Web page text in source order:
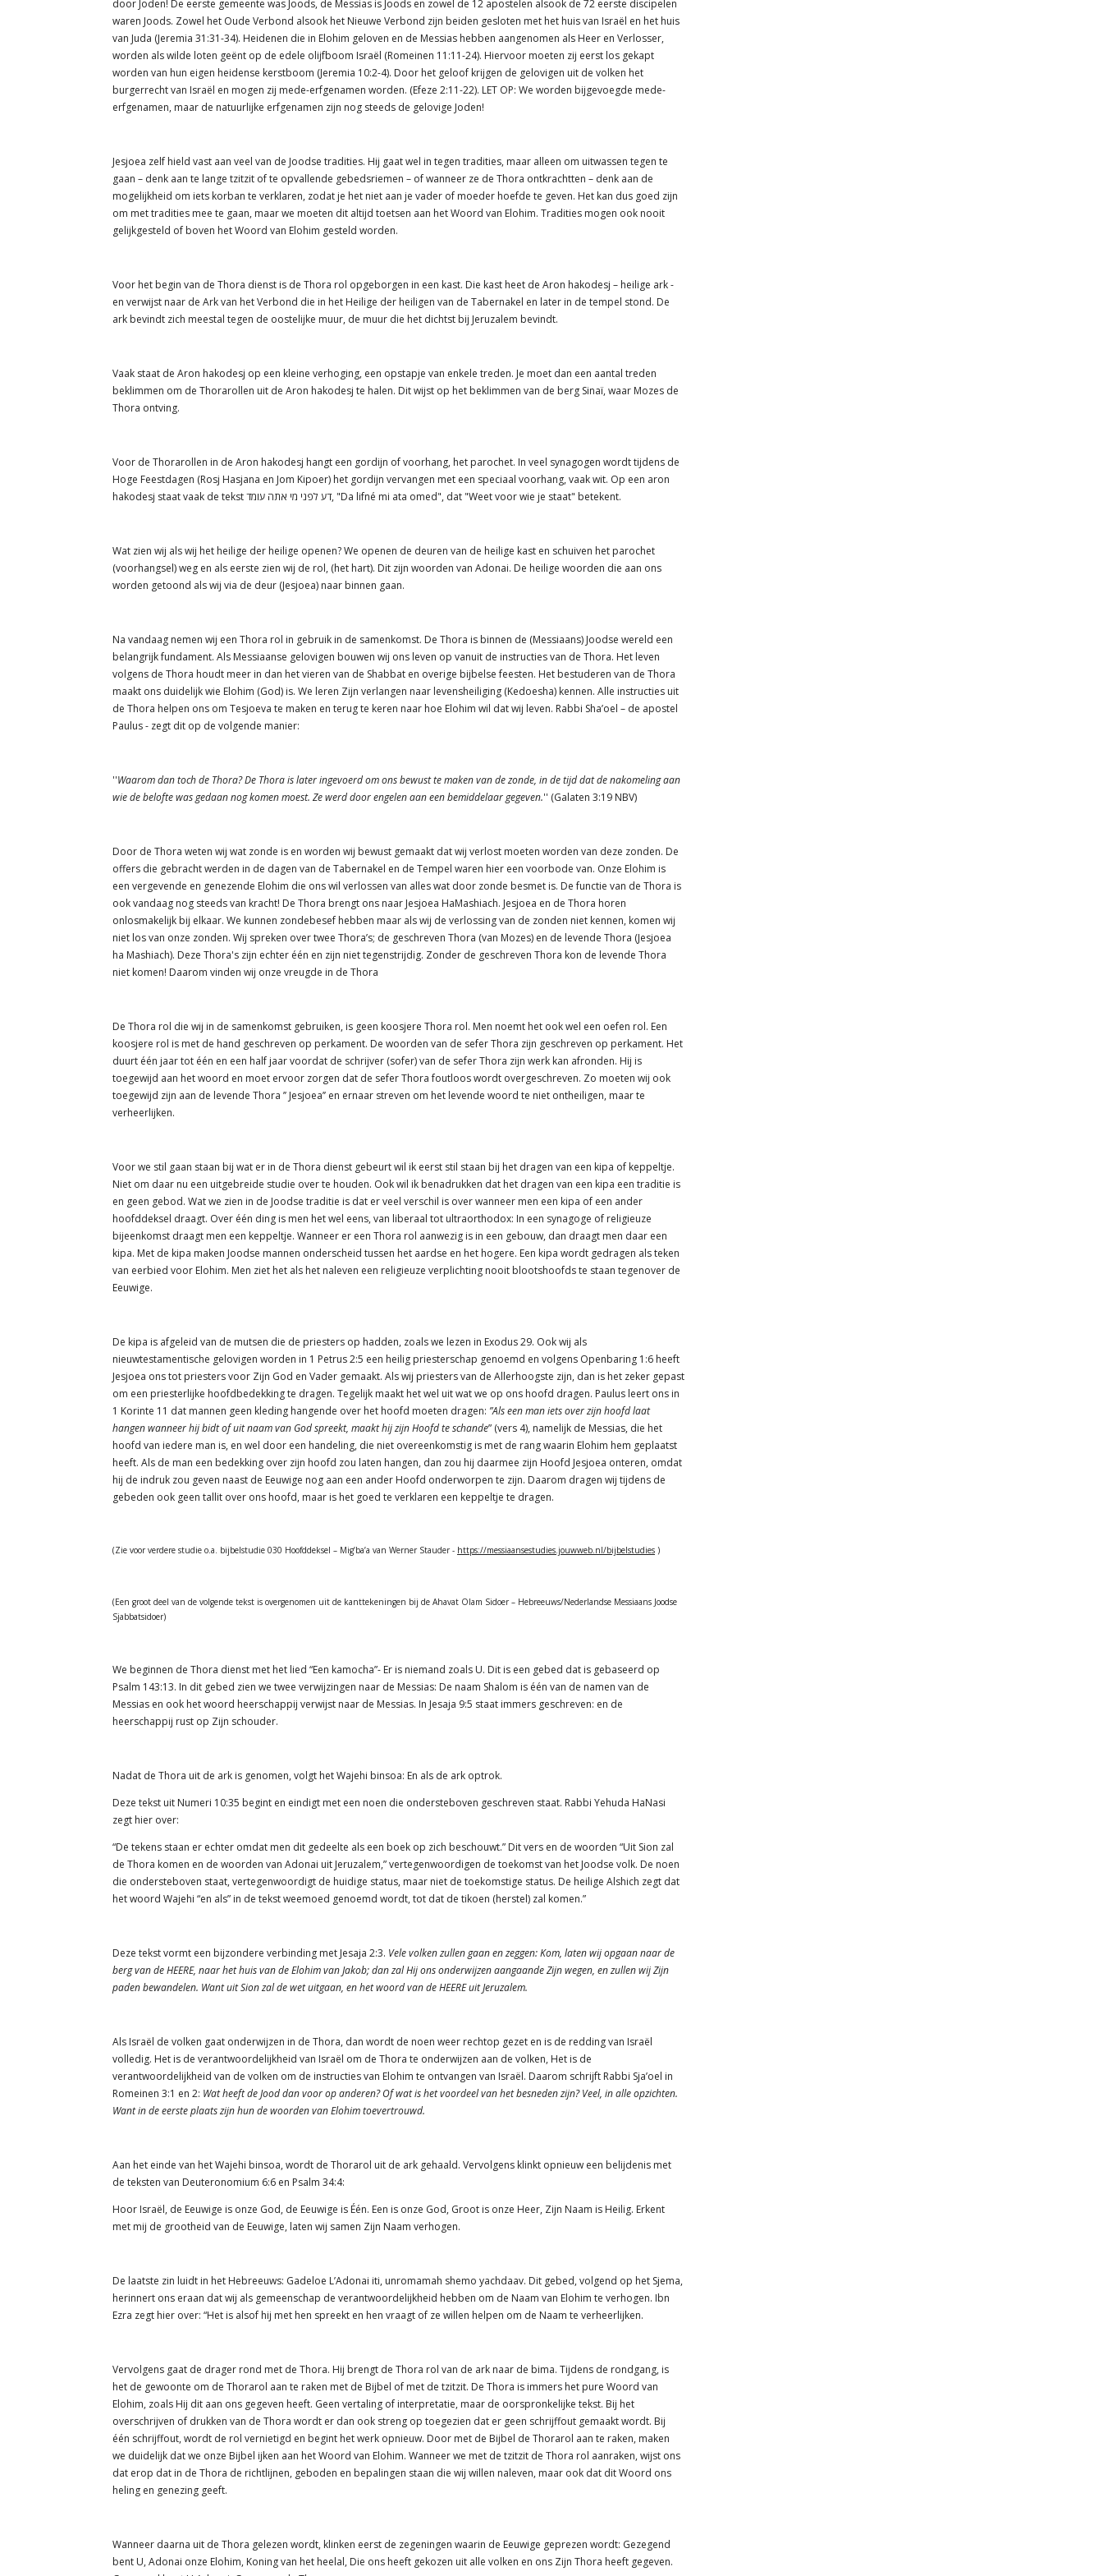
door Joden! De eerste gemeente was Joods, de Messias is Joods en zowel de 12 apostelen alsook de 72 eerste discipelen
waren Joods. Zowel het Oude Verbond alsook het Nieuwe Verbond zijn beiden gesloten met het huis van Israël en het huis
van Juda (Jeremia 31:31-34). Heidenen die in Elohim geloven en de Messias hebben aangenomen als Heer en Verlosser,
worden als wilde loten geënt op de edele olijfboom Israël (Romeinen 11:11-24). Hiervoor moeten zij eerst los gekapt
worden van hun eigen heidense kerstboom (Jeremia 10:2-4). Door het geloof krijgen de gelovigen uit de volken het
burgerrecht van Israël en mogen zij mede-erfgenamen worden. (Efeze 2:11-22). LET OP: We worden bijgevoegde mede-
erfgenamen, maar de natuurlijke erfgenamen zijn nog steeds de gelovige Joden!
Jesjoea zelf hield vast aan veel van de Joodse tradities. Hij gaat wel in tegen tradities, maar alleen om uitwassen tegen te
gaan – denk aan te lange tzitzit of te opvallende gebedsriemen – of wanneer ze de Thora ontkrachtten – denk aan de
mogelijkheid om iets korban te verklaren, zodat je het niet aan je vader of moeder hoefde te geven. Het kan dus goed zijn
om met tradities mee te gaan, maar we moeten dit altijd toetsen aan het Woord van Elohim. Tradities mogen ook nooit
gelijkgesteld of boven het Woord van Elohim gesteld worden.
Voor het begin van de Thora dienst is de Thora rol opgeborgen in een kast. Die kast heet de Aron hakodesj – heilige ark -
en verwijst naar de Ark van het Verbond die in het Heilige der heiligen van de Tabernakel en later in de tempel stond. De
ark bevindt zich meestal tegen de oostelijke muur, de muur die het dichtst bij Jeruzalem bevindt.
Vaak staat de Aron hakodesj op een kleine verhoging, een opstapje van enkele treden. Je moet dan een aantal treden
beklimmen om de Thorarollen uit de Aron hakodesj te halen. Dit wijst op het beklimmen van de berg Sinaï, waar Mozes de
Thora ontving.
Voor de Thorarollen in de Aron hakodesj hangt een gordijn of voorhang, het parochet. In veel synagogen wordt tijdens de
Hoge Feestdagen (Rosj Hasjana en Jom Kipoer) het gordijn vervangen met een speciaal voorhang, vaak wit. Op een aron
hakodesj staat vaak de tekst דע לפני מי אתה עומד, "Da lifné mi ata omed", dat "Weet voor wie je staat" betekent.
Wat zien wij als wij het heilige der heilige openen? We openen de deuren van de heilige kast en schuiven het parochet
(voorhangsel) weg en als eerste zien wij de rol, (het hart). Dit zijn woorden van Adonai. De heilige woorden die aan ons
worden getoond als wij via de deur (Jesjoea) naar binnen gaan.
Na vandaag nemen wij een Thora rol in gebruik in de samenkomst. De Thora is binnen de (Messiaans) Joodse wereld een
belangrijk fundament. Als Messiaanse gelovigen bouwen wij ons leven op vanuit de instructies van de Thora. Het leven
volgens de Thora houdt meer in dan het vieren van de Shabbat en overige bijbelse feesten. Het bestuderen van de Thora
maakt ons duidelijk wie Elohim (God) is. We leren Zijn verlangen naar levensheiliging (Kedoesha) kennen. Alle instructies uit
de Thora helpen ons om Tesjoeva te maken en terug te keren naar hoe Elohim wil dat wij leven. Rabbi Sha’oel – de apostel
Paulus - zegt dit op de volgende manier:
''Waarom dan toch de Thora? De Thora is later ingevoerd om ons bewust te maken van de zonde, in de tijd dat de nakomeling aan
wie de belofte was gedaan nog komen moest. Ze werd door engelen aan een bemiddelaar gegeven.'' (Galaten 3:19 NBV)
Door de Thora weten wij wat zonde is en worden wij bewust gemaakt dat wij verlost moeten worden van deze zonden. De
offers die gebracht werden in de dagen van de Tabernakel en de Tempel waren hier een voorbode van. Onze Elohim is
een vergevende en genezende Elohim die ons wil verlossen van alles wat door zonde besmet is. De functie van de Thora is
ook vandaag nog steeds van kracht! De Thora brengt ons naar Jesjoea HaMashiach. Jesjoea en de Thora horen
onlosmakelijk bij elkaar. We kunnen zondebesef hebben maar als wij de verlossing van de zonden niet kennen, komen wij
niet los van onze zonden. Wij spreken over twee Thora’s; de geschreven Thora (van Mozes) en de levende Thora (Jesjoea
ha Mashiach). Deze Thora's zijn echter één en zijn niet tegenstrijdig. Zonder de geschreven Thora kon de levende Thora
niet komen! Daarom vinden wij onze vreugde in de Thora
De Thora rol die wij in de samenkomst gebruiken, is geen koosjere Thora rol. Men noemt het ook wel een oefen rol. Een
koosjere rol is met de hand geschreven op perkament. De woorden van de sefer Thora zijn geschreven op perkament. Het
duurt één jaar tot één en een half jaar voordat de schrijver (sofer) van de sefer Thora zijn werk kan afronden. Hij is
toegewijd aan het woord en moet ervoor zorgen dat de sefer Thora foutloos wordt overgeschreven. Zo moeten wij ook
toegewijd zijn aan de levende Thora ’’ Jesjoea’’ en ernaar streven om het levende woord te niet ontheiligen, maar te
verheerlijken.
Voor we stil gaan staan bij wat er in de Thora dienst gebeurt wil ik eerst stil staan bij het dragen van een kipa of keppeltje.
Niet om daar nu een uitgebreide studie over te houden. Ook wil ik benadrukken dat het dragen van een kipa een traditie is
en geen gebod. Wat we zien in de Joodse traditie is dat er veel verschil is over wanneer men een kipa of een ander
hoofddeksel draagt. Over één ding is men het wel eens, van liberaal tot ultraorthodox: In een synagoge of religieuze
bijeenkomst draagt men een keppeltje. Wanneer er een Thora rol aanwezig is in een gebouw, dan draagt men daar een
kipa. Met de kipa maken Joodse mannen onderscheid tussen het aardse en het hogere. Een kipa wordt gedragen als teken
van eerbied voor Elohim. Men ziet het als het naleven een religieuze verplichting nooit blootshoofds te staan tegenover de
Eeuwige.
De kipa is afgeleid van de mutsen die de priesters op hadden, zoals we lezen in Exodus 29. Ook wij als
nieuwtestamentische gelovigen worden in 1 Petrus 2:5 een heilig priesterschap genoemd en volgens Openbaring 1:6 heeft
Jesjoea ons tot priesters voor Zijn God en Vader gemaakt. Als wij priesters van de Allerhoogste zijn, dan is het zeker gepast
om een priesterlijke hoofdbedekking te dragen. Tegelijk maakt het wel uit wat we op ons hoofd dragen. Paulus leert ons in
1 Korinte 11 dat mannen geen kleding hangende over het hoofd moeten dragen: ”Als een man iets over zijn hoofd laat
hangen wanneer hij bidt of uit naam van God spreekt, maakt hij zijn Hoofd te schande” (vers 4), namelijk de Messias, die het
hoofd van iedere man is, en wel door een handeling, die niet overeenkomstig is met de rang waarin Elohim hem geplaatst
heeft. Als de man een bedekking over zijn hoofd zou laten hangen, dan zou hij daarmee zijn Hoofd Jesjoea onteren, omdat
hij de indruk zou geven naast de Eeuwige nog aan een ander Hoofd onderworpen te zijn. Daarom dragen wij tijdens de
gebeden ook geen tallit over ons hoofd, maar is het goed te verklaren een keppeltje te dragen.
(Zie voor verdere studie o.a. bijbelstudie 030 Hoofddeksel – Mig’ba’a van Werner Stauder - https://messiaansestudies.jouwweb.nl/bijbelstudies )
(Een groot deel van de volgende tekst is overgenomen uit de kanttekeningen bij de Ahavat Olam Sidoer – Hebreeuws/Nederlandse Messiaans Joodse
Sjabbatsidoer)
We beginnen de Thora dienst met het lied “Een kamocha”- Er is niemand zoals U. Dit is een gebed dat is gebaseerd op
Psalm 143:13. In dit gebed zien we twee verwijzingen naar de Messias: De naam Shalom is één van de namen van de
Messias en ook het woord heerschappij verwijst naar de Messias. In Jesaja 9:5 staat immers geschreven: en de
heerschappij rust op Zijn schouder.
Nadat de Thora uit de ark is genomen, volgt het Wajehi binsoa: En als de ark optrok.
Deze tekst uit Numeri 10:35 begint en eindigt met een noen die ondersteboven geschreven staat. Rabbi Yehuda HaNasi
zegt hier over:
“De tekens staan er echter omdat men dit gedeelte als een boek op zich beschouwt.” Dit vers en de woorden “Uit Sion zal
de Thora komen en de woorden van Adonai uit Jeruzalem,” vertegenwoordigen de toekomst van het Joodse volk. De noen
die ondersteboven staat, vertegenwoordigt de huidige status, maar niet de toekomstige status. De heilige Alshich zegt dat
het woord Wajehi “en als” in de tekst weemoed genoemd wordt, tot dat de tikoen (herstel) zal komen.”
Deze tekst vormt een bijzondere verbinding met Jesaja 2:3. Vele volken zullen gaan en zeggen: Kom, laten wij opgaan naar de
berg van de HEERE, naar het huis van de Elohim van Jakob; dan zal Hij ons onderwijzen aangaande Zijn wegen, en zullen wij Zijn
paden bewandelen. Want uit Sion zal de wet uitgaan, en het woord van de HEERE uit Jeruzalem.
Als Israël de volken gaat onderwijzen in de Thora, dan wordt de noen weer rechtop gezet en is de redding van Israël
volledig. Het is de verantwoordelijkheid van Israël om de Thora te onderwijzen aan de volken, Het is de
verantwoordelijkheid van de volken om de instructies van Elohim te ontvangen van Israël. Daarom schrijft Rabbi Sja’oel in
Romeinen 3:1 en 2: Wat heeft de Jood dan voor op anderen? Of wat is het voordeel van het besneden zijn? Veel, in alle opzichten.
Want in de eerste plaats zijn hun de woorden van Elohim toevertrouwd.
Aan het einde van het Wajehi binsoa, wordt de Thorarol uit de ark gehaald. Vervolgens klinkt opnieuw een belijdenis met
de teksten van Deuteronomium 6:6 en Psalm 34:4:
Hoor Israël, de Eeuwige is onze God, de Eeuwige is Één. Een is onze God, Groot is onze Heer, Zijn Naam is Heilig. Erkent
met mij de grootheid van de Eeuwige, laten wij samen Zijn Naam verhogen.
De laatste zin luidt in het Hebreeuws: Gadeloe L’Adonai iti, unromamah shemo yachdaav. Dit gebed, volgend op het Sjema,
herinnert ons eraan dat wij als gemeenschap de verantwoordelijkheid hebben om de Naam van Elohim te verhogen. Ibn
Ezra zegt hier over: “Het is alsof hij met hen spreekt en hen vraagt of ze willen helpen om de Naam te verheerlijken.
Vervolgens gaat de drager rond met de Thora. Hij brengt de Thora rol van de ark naar de bima. Tijdens de rondgang, is
het de gewoonte om de Thorarol aan te raken met de Bijbel of met de tzitzit. De Thora is immers het pure Woord van
Elohim, zoals Hij dit aan ons gegeven heeft. Geen vertaling of interpretatie, maar de oorspronkelijke tekst. Bij het
overschrijven of drukken van de Thora wordt er dan ook streng op toegezien dat er geen schrijffout gemaakt wordt. Bij
één schrijffout, wordt de rol vernietigd en begint het werk opnieuw. Door met de Bijbel de Thorarol aan te raken, maken
we duidelijk dat we onze Bijbel ijken aan het Woord van Elohim. Wanneer we met de tzitzit de Thora rol aanraken, wijst ons
dat erop dat in de Thora de richtlijnen, geboden en bepalingen staan die wij willen naleven, maar ook dat dit Woord ons
heling en genezing geeft.
Wanneer daarna uit de Thora gelezen wordt, klinken eerst de zegeningen waarin de Eeuwige geprezen wordt: Gezegend
bent U, Adonai onze Elohim, Koning van het heelal, Die ons heeft gekozen uit alle volken en ons Zijn Thora heeft gegeven.